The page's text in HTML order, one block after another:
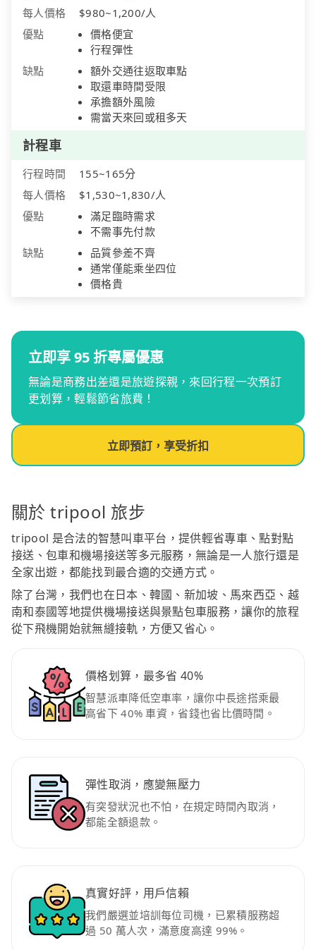
每人價格
$980~1,200/人
優點
價格便宜
行程彈性
缺點
額外交通往返取車點
取還車時間受限
承擔額外風險
需當天來回或租多天
計程車
行程時間
155~165分
每人價格
$1,530~1,830/人
優點
滿足臨時需求
不需事先付款
缺點
品質參差不齊
通常僅能乘坐四位
價格貴
立即享 95 折專屬優惠
無論是商務出差還是旅遊探親，來回行程一次預訂
更划算，輕鬆節省旅費！
立即預訂，享受折扣
關於 tripool 旅步
tripool 是合法的智慧叫車平台，提供輕省專車、點對點
接送、包車和機場接送等多元服務，無論是一人旅行還是
全家出遊，都能找到最合適的交通方式。
除了台灣，我們也在日本、韓國、新加坡、馬來西亞、越
南和泰國等地提供機場接送與景點包車服務，讓你的旅程
從下飛機開始就無縫接軌，方便又省心。
價格划算，最多省 40%
智慧派車降低空車率，讓你中長途搭乘最
高省下 40% 車資，省錢也省比價時間。
彈性取消，應變無壓力
有突發狀況也不怕，在規定時間內取消，
都能全額退款。
真實好評，用戶信賴
我們嚴選並培訓每位司機，已累積服務超
過 50 萬人次，滿意度高達 99%。